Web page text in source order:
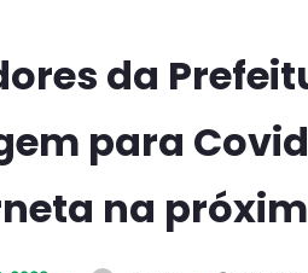
da
para
na